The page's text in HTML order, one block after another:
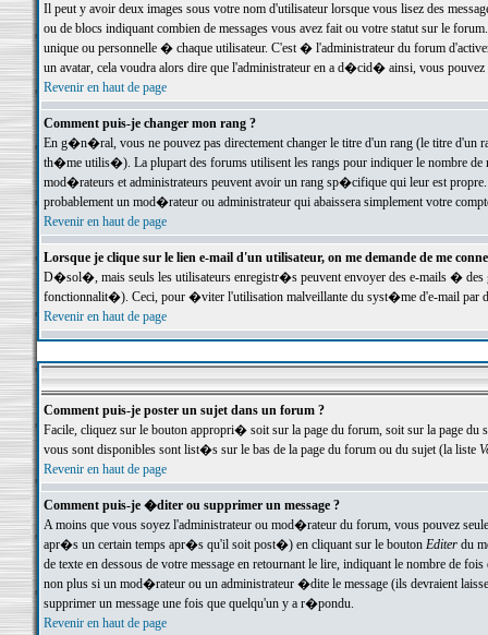
Il peut y avoir deux images sous votre nom d'utilisateur lorsque vous lisez des
ou de blocs indiquant combien de messages vous avez fait ou votre statut sur le
unique ou personnelle � chaque utilisateur. C'est � l'administrateur du forum
un avatar, cela voudra alors dire que l'administrateur en a d�cid� ainsi, vous
Revenir en haut de page
Comment puis-je changer mon rang ?
En g�n�ral, vous ne pouvez pas directement changer le titre d'un rang (le titre d'un
th�me utilis�). La plupart des forums utilisent les rangs pour indiquer le nombre de
mod�rateurs et administrateurs peuvent avoir un rang sp�cifique qui leur est
probablement un mod�rateur ou administrateur qui abaissera simplement votre
Revenir en haut de page
Lorsque je clique sur le lien e-mail d'un utilisateur, on me demande de me
D�sol�, mais seuls les utilisateurs enregistr�s peuvent envoyer des e-mails �
fonctionnalit�). Ceci, pour �viter l'utilisation malveillante du syst�me d'e-mail par
Revenir en haut de page
Comment puis-je poster un sujet dans un forum ?
Facile, cliquez sur le bouton appropri� soit sur la page du forum, soit sur la page du
vous sont disponibles sont list�s sur le bas de la page du forum ou du sujet (la liste
Revenir en haut de page
Comment puis-je �diter ou supprimer un message ?
A moins que vous soyez l'administrateur ou mod�rateur du forum, vous pouvez
apr�s un certain temps apr�s qu'il soit post�) en cliquant sur le bouton Editerdu
de texte en dessous de votre message en retournant le lire, indiquant le nombre
non plus si un mod�rateur ou un administrateur �dite le message (ils devraient
supprimer un message une fois que quelqu'un y a r�pondu.
Revenir en haut de page